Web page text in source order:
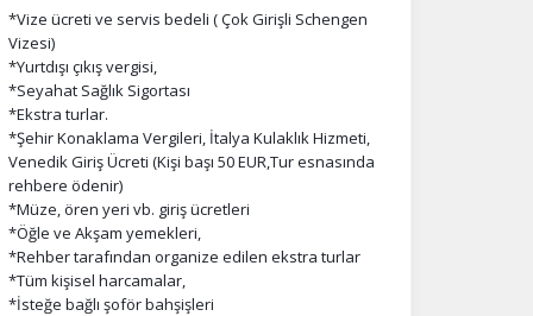
*Vize ücreti ve servis bedeli ( Çok Girişli Schengen
Vizesi)
*Yurtdışı çıkış vergisi,
*Seyahat Sağlık Sigortası
*Ekstra turlar.
*Şehir Konaklama Vergileri, İtalya Kulaklık Hizmeti,
Venedik Giriş Ücreti (Kişi başı 50 EUR,Tur esnasında
rehbere ödenir)
*Müze, ören yeri vb. giriş ücretleri
*Öğle ve Akşam yemekleri,
*Rehber tarafından organize edilen ekstra turlar
*Tüm kişisel harcamalar,
*İsteğe bağlı şoför bahşişleri